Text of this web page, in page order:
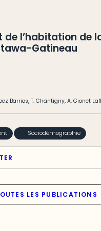
de l’habitation de
Gatineau
Barrios,T. Chantigny,A. Gionet
Sociodémographie
LES PUBLICATIONS